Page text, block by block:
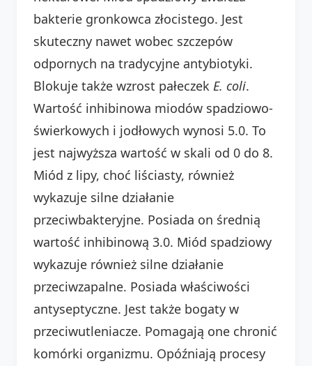
bakterie gronkowca złocistego. Jest
skuteczny nawet wobec szczepów
odpornych na tradycyjne antybiotyki.
Blokuje także wzrost pałeczek E. coli.
Wartość inhibinowa miodów spadziowo-
świerkowych i jodłowych wynosi 5.0. To
jest najwyższa wartość w skali od 0 do 8.
Miód z lipy, choć liściasty, również
wykazuje silne działanie
przeciwbakteryjne. Posiada on średnią
wartość inhibinową 3.0. Miód spadziowy
wykazuje również silne działanie
przeciwzapalne. Posiada właściwości
antyseptyczne. Jest także bogaty w
przeciwutleniacze. Pomagają one chronić
komórki organizmu. Opóźniają procesy